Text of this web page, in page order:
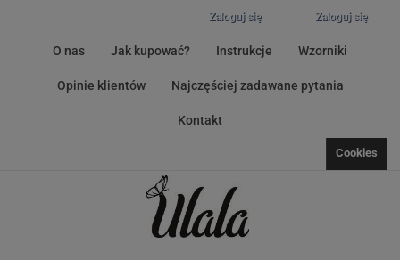
Zaloguj się
Zaloguj się
O nas Jak kupować? Instrukcje Wzorniki
Opinie klientów Najczęściej zadawane pytania
Kontakt
Cookies